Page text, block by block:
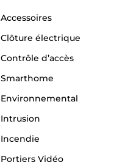
Accessoires
Clôture électrique
Contrôle d’accès
Smarthome
Environnemental
Intrusion
Incendie
Portiers Vidéo